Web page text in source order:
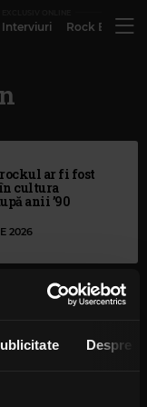
Despre
Interviuri Rock
ar fi fost
cultura
anii ’90
2026